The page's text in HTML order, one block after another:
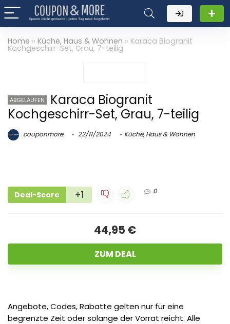
Home » Küche, Haus & Wohnen » Karaca Biogranit
Kochgeschirr-Set, Grau, 7-teilig
ABGELAUFEN
Karaca Biogranit
Kochgeschirr-Set, Grau, 7-teilig
couponmore 22/11/2024 Küche, Haus & Wohnen
Deal-Score +1 0
44,95 €
ZUM DEAL
Angebote, Codes, Rabatte gelten nur für eine
begrenzte Zeit oder solange der Vorrat reicht. Alle